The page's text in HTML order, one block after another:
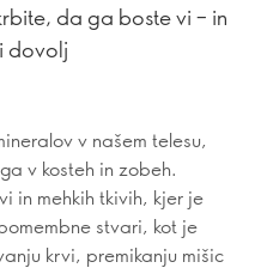
da ga boste vi – in
dovolj
v našem telesu,
v kosteh in zobeh.
in mehkih tkivih, kjer je
stvari, kot je
krvi, premikanju mišic